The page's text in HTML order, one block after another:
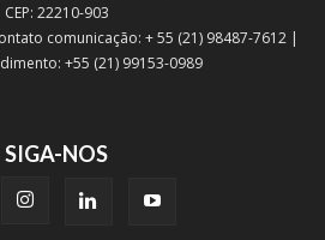
CEP: 22210-903
comunicação: + 55 (21) 98487-7612 |
+55 (21) 99153-0989
SIGA-NOS